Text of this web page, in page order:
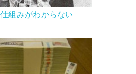
仕組みがわからない